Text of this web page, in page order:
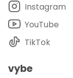
Instagram
YouTube
TikTok
vybe